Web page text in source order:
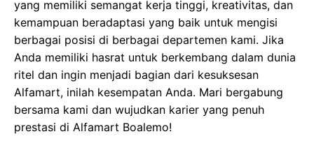
yang memiliki semangat kerja tinggi, kreativitas, dan
kemampuan beradaptasi yang baik untuk mengisi
berbagai posisi di berbagai departemen kami. Jika
Anda memiliki hasrat untuk berkembang dalam dunia
ritel dan ingin menjadi bagian dari kesuksesan
Alfamart, inilah kesempatan Anda. Mari bergabung
bersama kami dan wujudkan karier yang penuh
prestasi di Alfamart Boalemo!